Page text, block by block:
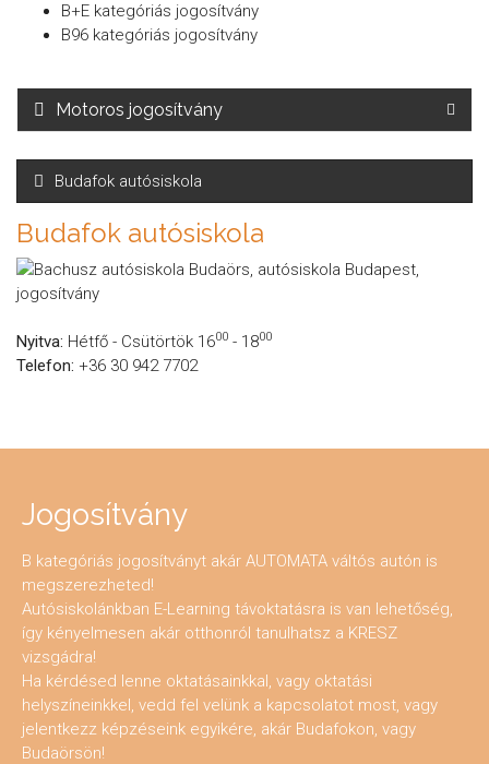
B+E kategóriás jogosítvány
B96 kategóriás jogosítvány
Motoros jogosítvány
Budafok autósiskola
Budafok autósiskola
Nyitva: Hétfő - Csütörtök 1600 - 1800
Telefon: +36 30 942 7702
Jogosítvány
B kategóriás jogosítványt akár AUTOMATA váltós autón is
megszerezheted!
Autósiskolánkban E-Learning távoktatásra is van lehetőség,
így kényelmesen akár otthonról tanulhatsz a KRESZ
vizsgádra!
Ha kérdésed lenne oktatásainkkal, vagy oktatási
helyszíneinkkel, vedd fel velünk a kapcsolatot most, vagy
jelentkezz képzéseink egyikére, akár Budafokon, vagy
Budaörsön!